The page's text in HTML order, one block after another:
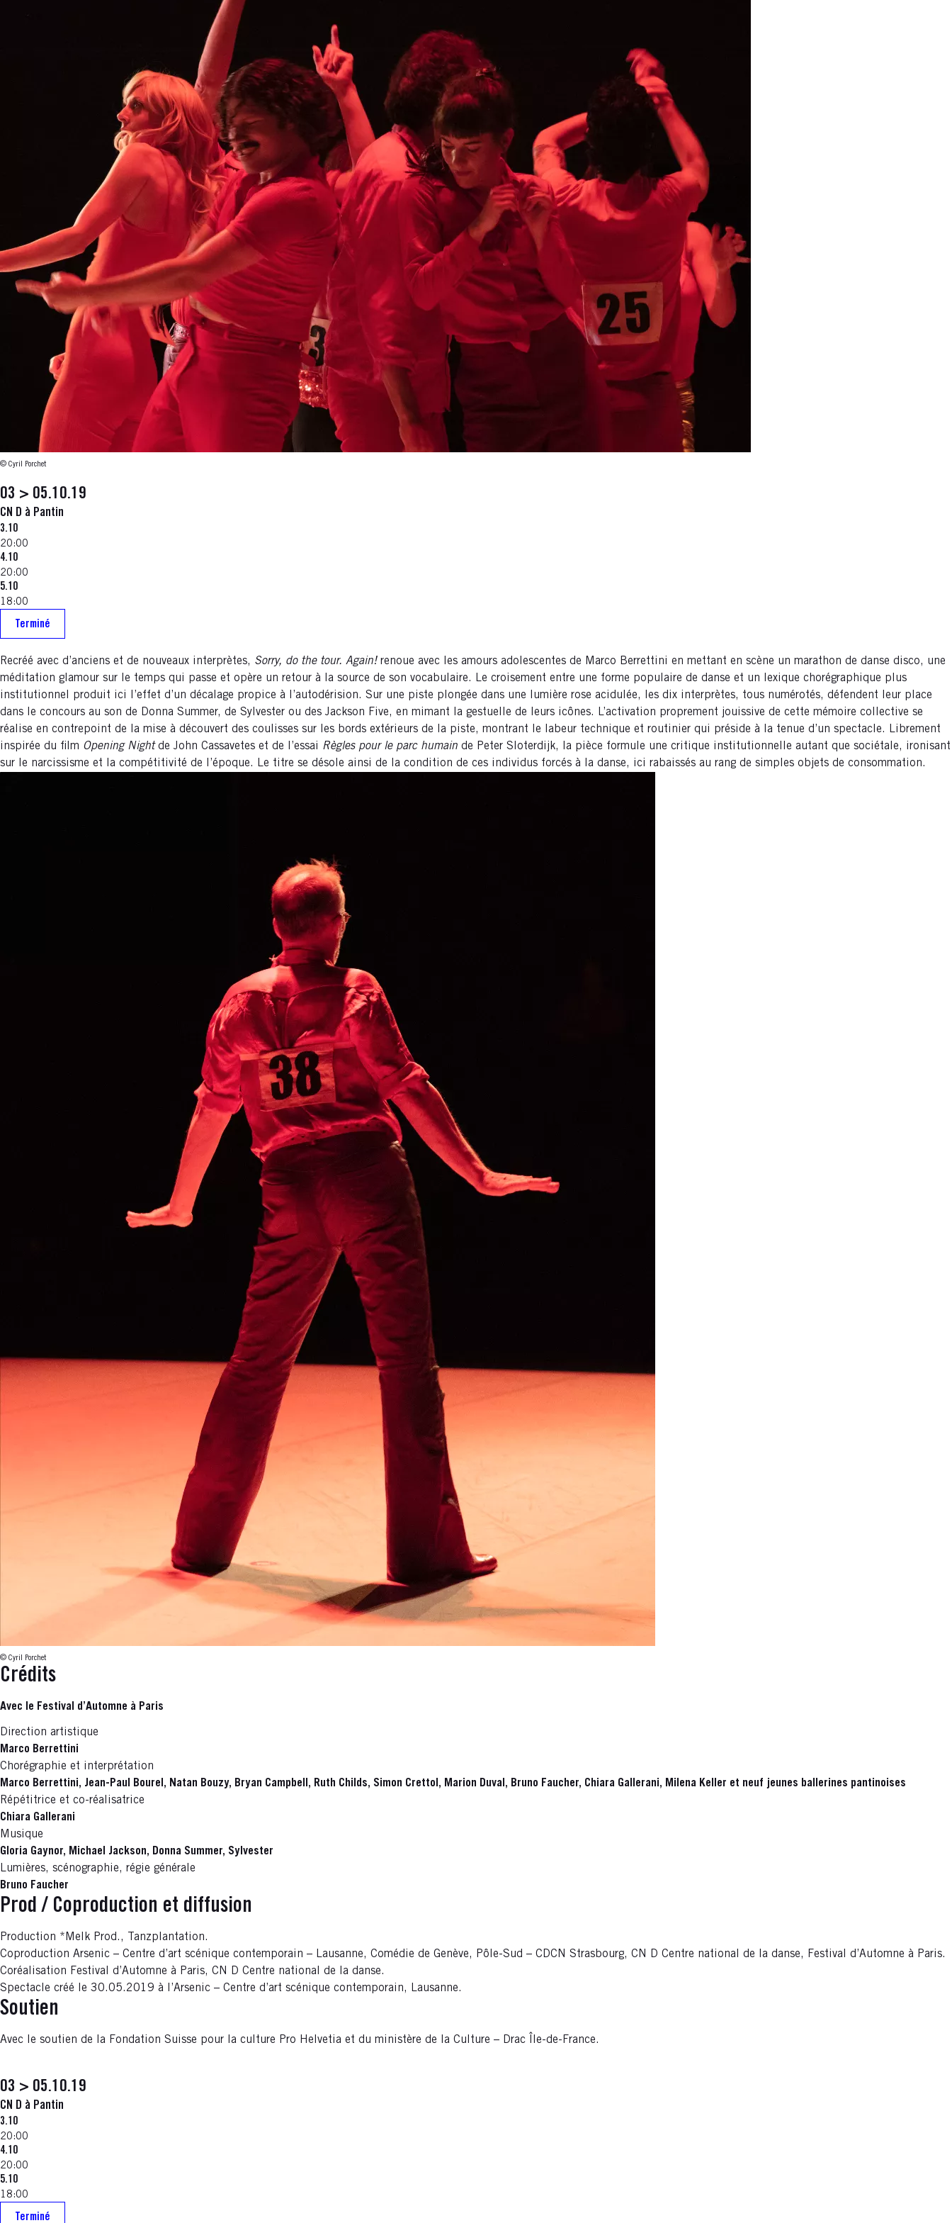
© Cyril Porchet
03 > 05.10.19
CN D à Pantin
3.10
20:00
4.10
20:00
5.10
18:00
Terminé
Recréé avec d’anciens et de nouveaux interprètes, Sorry, do the tour. Again!renoue avec les amours adolescentes de Marco Berrettini en mettant en scène un marathon de danse disco, une
méditation glamour sur le temps qui passe et opère un retour à la source de son vocabulaire. Le croisement entre une forme populaire de danse et un lexique chorégraphique plus
institutionnel produit ici l’effet d’un décalage propice à l’autodérision. Sur une piste plongée dans une lumière rose acidulée, les dix interprètes, tous numérotés, défendent leur place
dans le concours au son de Donna Summer, de Sylvester ou des Jackson Five, en mimant la gestuelle de leurs icônes. L’activation proprement jouissive de cette mémoire collective se
réalise en contrepoint de la mise à découvert des coulisses sur les bords extérieurs de la piste, montrant le labeur technique et routinier qui préside à la tenue d’un spectacle. Librement
inspirée du film Opening Nightde John Cassavetes et de l’essai Règles pour le parc humain de Peter Sloterdijk, la pièce formule une critique institutionnelle autant que sociétale, ironisant
sur le narcissisme et la compétitivité de l’époque. Le titre se désole ainsi de la condition de ces individus forcés à la danse, ici rabaissés au rang de simples objets de consommation.
© Cyril Porchet
Crédits
Avec le Festival d’Automne à Paris
Direction artistique
Marco Berrettini
Chorégraphie et interprétation
Marco Berrettini, Jean-Paul Bourel, Natan Bouzy, Bryan Campbell, Ruth Childs, Simon Crettol, Marion Duval, Bruno Faucher, Chiara Gallerani, Milena Keller et neuf jeunes ballerines pantinoises
Répétitrice et co-réalisatrice
Chiara Gallerani
Musique
Gloria Gaynor, Michael Jackson, Donna Summer, Sylvester
Lumières, scénographie, régie générale
Bruno Faucher
Prod / Coproduction et diffusion
Production *Melk Prod., Tanzplantation.
Coproduction Arsenic – Centre d’art scénique contemporain – Lausanne, Comédie de Genève, Pôle-Sud – CDCN Strasbourg, CN D Centre national de la danse, Festival d’Automne à Paris.
Coréalisation Festival d’Automne à Paris, CN D Centre national de la danse.
Spectacle créé le 30.05.2019 à l’Arsenic – Centre d’art scénique contemporain, Lausanne.
Soutien
Avec le soutien de la Fondation Suisse pour la culture Pro Helvetia et du ministère de la Culture – Drac Île-de-France.
03 > 05.10.19
CN D à Pantin
3.10
20:00
4.10
20:00
5.10
18:00
Terminé